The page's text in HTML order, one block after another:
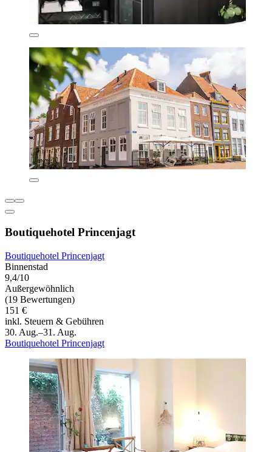
Boutiquehotel Princenjagt
Boutiquehotel Princenjagt
Binnenstad
9,4/10
Außergewöhnlich
(19 Bewertungen)
151 €
inkl. Steuern & Gebühren
30. Aug.–31. Aug.
Boutiquehotel Princenjagt